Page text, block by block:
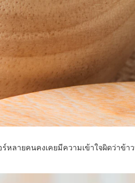
หลายคนคงเคยมีความเข้าใจผิดว่าข้า